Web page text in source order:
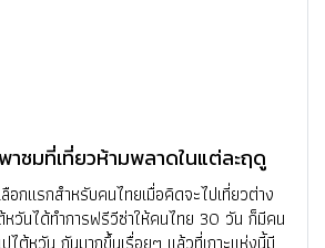
าชมที่เที่ยวห้ามพลาดในแต่ละฤดู
ลือกแรกสำหรับคนไทยเมื่อคิดจะไปเที่ยวต่าง
หวันได้ทำการฟรีวีซ่าให้คนไทย 30 วัน ก็มีคน